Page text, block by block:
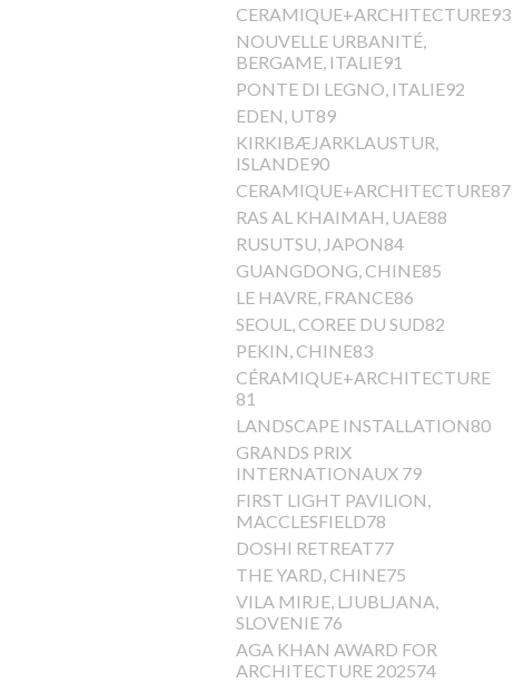
CERAMIQUE+ARCHITECTURE93
NOUVELLE URBANITÉ,
BERGAME, ITALIE91
PONTE DI LEGNO, ITALIE92
EDEN, UT89
KIRKIBÆJARKLAUSTUR,
ISLANDE90
CERAMIQUE+ARCHITECTURE87
RAS AL KHAIMAH, UAE88
RUSUTSU, JAPON84
GUANGDONG, CHINE85
LE HAVRE, FRANCE86
SEOUL, COREE DU SUD82
PEKIN, CHINE83
CÉRAMIQUE+ARCHITECTURE
81
LANDSCAPE INSTALLATION80
GRANDS PRIX
INTERNATIONAUX 79
FIRST LIGHT PAVILION,
MACCLESFIELD78
DOSHI RETREAT77
THE YARD, CHINE75
VILA MIRJE, LJUBLJANA,
SLOVENIE 76
AGA KHAN AWARD FOR
ARCHITECTURE 202574